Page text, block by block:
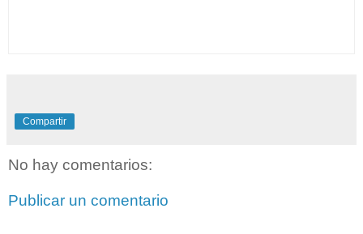
Compartir
No hay comentarios:
Publicar un comentario